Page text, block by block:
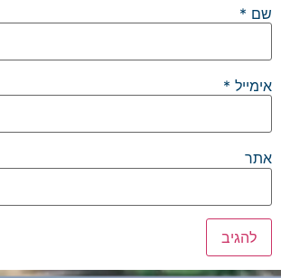
שם *
אימייל *
אתר